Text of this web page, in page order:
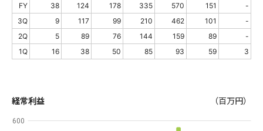
FY
38 124 178 335 570 151
-
3Q
9 117 99 210 462 101
-
2Q
5 89 76 144 159 89
-
1Q
16 38 50 85 93 59 3
経常利益 （百万円）
600